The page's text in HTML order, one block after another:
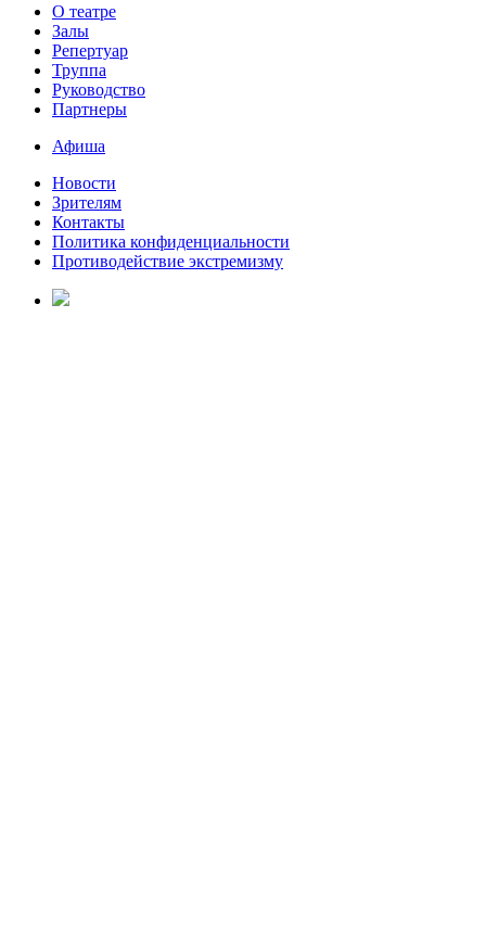
О театре
Залы
Репертуар
Труппа
Руководство
Партнеры
Афиша
Новости
Зрителям
Контакты
Политика конфиденциальности
Противодействие экстремизму